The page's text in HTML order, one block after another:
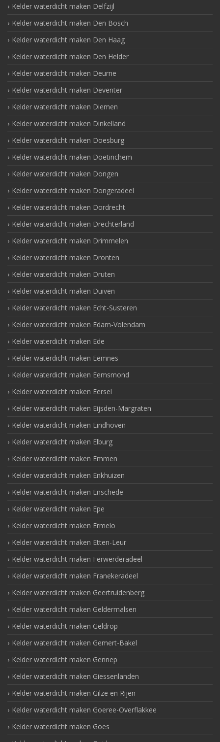
Kelder waterdicht maken Delfzijl
Kelder waterdicht maken Den Bosch
Kelder waterdicht maken Den Haag
Kelder waterdicht maken Den Helder
Kelder waterdicht maken Deurne
Kelder waterdicht maken Deventer
Kelder waterdicht maken Diemen
Kelder waterdicht maken Dinkelland
Kelder waterdicht maken Doesburg
Kelder waterdicht maken Doetinchem
Kelder waterdicht maken Dongen
Kelder waterdicht maken Dongeradeel
Kelder waterdicht maken Dordrecht
Kelder waterdicht maken Drechterland
Kelder waterdicht maken Drimmelen
Kelder waterdicht maken Dronten
Kelder waterdicht maken Druten
Kelder waterdicht maken Duiven
Kelder waterdicht maken Echt-Susteren
Kelder waterdicht maken Edam-Volendam
Kelder waterdicht maken Ede
Kelder waterdicht maken Eemnes
Kelder waterdicht maken Eemsmond
Kelder waterdicht maken Eersel
Kelder waterdicht maken Eijsden-Margraten
Kelder waterdicht maken Eindhoven
Kelder waterdicht maken Elburg
Kelder waterdicht maken Emmen
Kelder waterdicht maken Enkhuizen
Kelder waterdicht maken Enschede
Kelder waterdicht maken Epe
Kelder waterdicht maken Ermelo
Kelder waterdicht maken Etten-Leur
Kelder waterdicht maken Ferwerderadeel
Kelder waterdicht maken Franekeradeel
Kelder waterdicht maken Geertruidenberg
Kelder waterdicht maken Geldermalsen
Kelder waterdicht maken Geldrop
Kelder waterdicht maken Gemert-Bakel
Kelder waterdicht maken Gennep
Kelder waterdicht maken Giessenlanden
Kelder waterdicht maken Gilze en Rijen
Kelder waterdicht maken Goeree-Overflakkee
Kelder waterdicht maken Goes